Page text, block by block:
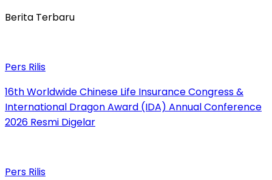
Berita Terbaru
Pers Rilis
16th Worldwide Chinese Life Insurance Congress &
International Dragon Award (IDA) Annual Conference
2026 Resmi Digelar
Pers Rilis